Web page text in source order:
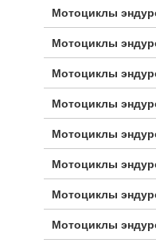
Мотоциклы
Мотоциклы
Мотоциклы
Мотоциклы
Мотоциклы
Мотоциклы
Мотоциклы
Мотоциклы